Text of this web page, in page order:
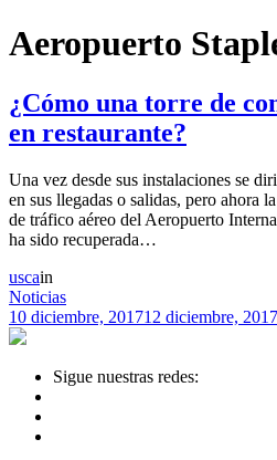
Aeropuerto
¿Cómo una torre de
en restaurante?
Una vez desde sus instalaciones se
en sus llegadas o salidas, pero ahora
de tráfico aéreo del Aeropuerto
ha sido recuperada…
uscain
Noticias
10 diciembre, 201712 diciembre, 2017
Sigue nuestras redes: